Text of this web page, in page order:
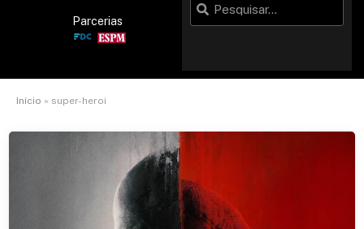
Parcerias
Início » super-heroi